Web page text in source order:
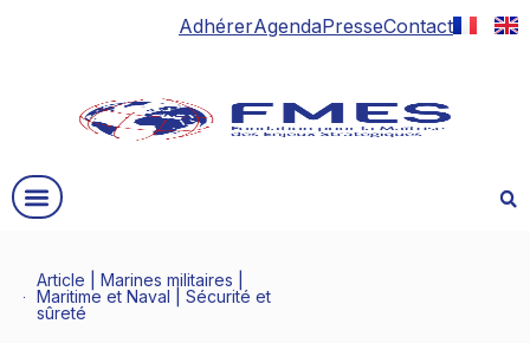
AdhérerAgendaPresseContact
Article |Marines militaires
Maritime et Naval |Sécurité et
sûreté